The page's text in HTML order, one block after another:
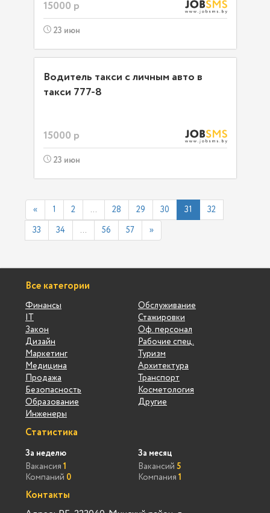
15000 р
23 июн
Водитель такси с личным авто в
такси 777-8
15000 р
23 июн
« 1 2 ... 28 29 30 31 32
33 34 ... 56 57 »
Все категории
Финансы
IT
Закон
Дизайн
Маркетинг
Медицина
Продажа
Безопасность
Образование
Инженеры
Обслуживание
Стажировки
Оф. персонал
Рабочие спец.
Туризм
Архитектура
Транспорт
Косметология
Другие
Статистика
За неделю
Вакансия 1
Компаний 0
За месяц
Вакансий 5
Компания 1
Контакты